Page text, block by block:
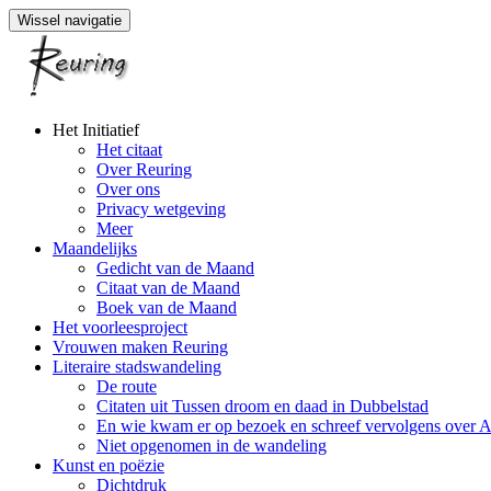
Wissel navigatie
Naar
Het Initiatief
Het citaat
Over Reuring
Over ons
Privacy wetgeving
Meer
Maandelijks
Gedicht van de Maand
Citaat van de Maand
Boek van de Maand
Het voorleesproject
Vrouwen maken Reuring
Literaire stadswandeling
De route
Citaten uit Tussen droom en daad in Dubbelstad
En wie kwam er op bezoek en schreef vervolgens over
Niet opgenomen in de wandeling
Kunst en poëzie
Dichtdruk